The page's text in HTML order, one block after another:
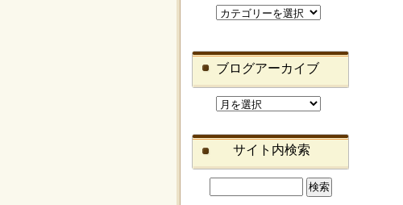
ブログアーカイブ
サイト内検索